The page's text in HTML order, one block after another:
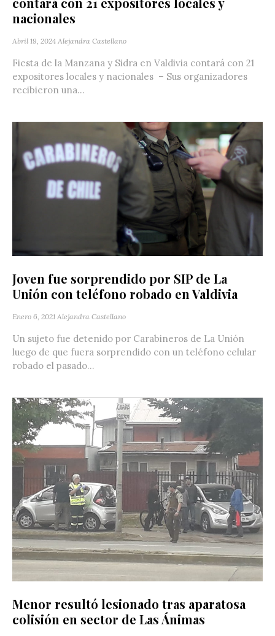
nacionales
Abril 19, 2024 Alejandra Castellano
Fiesta de la Manzana y Sidra en Valdivia contará con 21
expositores locales y nacionales – Sus organizadores
recibieron una...
Joven fue sorprendido por SIP de La
Unión con teléfono robado en Valdivia
Enero 6, 2021 Alejandra Castellano
Un sujeto fue detenido por Carabineros de La Unión
luego de que fuera sorprendido con un teléfono celular
robado el pasado...
Menor resultó lesionado tras aparatosa
colisión en sector de Las Ánimas